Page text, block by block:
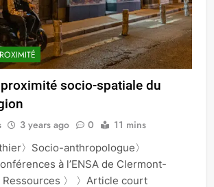
proximité socio-spatiale du
3 years ago 0 11 mins
〉Socio-anthropologue〉
à l’ENSA de Clermont-
Ressources 〉 〉Article court